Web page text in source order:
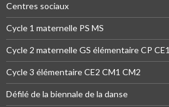
Centres sociaux
Cycle 1 maternelle PS MS
Cycle 2 maternelle GS élémentaire CP CE1
Cycle 3 élémentaire CE2 CM1 CM2
Défilé de la biennale de la danse